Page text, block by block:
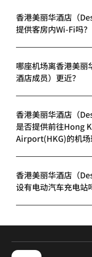
香港美丽华酒店（
提供客房内Wi-Fi吗？
哪座机场离香港美
酒店成员）更近？
香港美丽华酒店（
是否提供前往Hong
Airport(HKG)的机场
香港美丽华酒店（
设有电动汽车充电站